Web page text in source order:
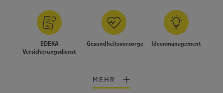
EDEKA
Versicherungsdienst
Gesundheitsvorsorge Ideenmanagement
MEHR